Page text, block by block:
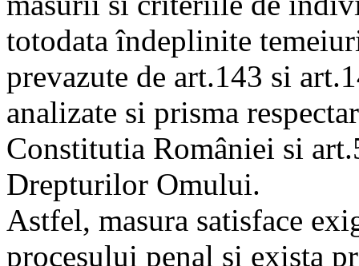
totodata îndeplinite
prevazute de art.143 si
analizate si prisma
Constitutia României si
Drepturilor Omului.
Astfel, masura satisface
procesului penal si exista